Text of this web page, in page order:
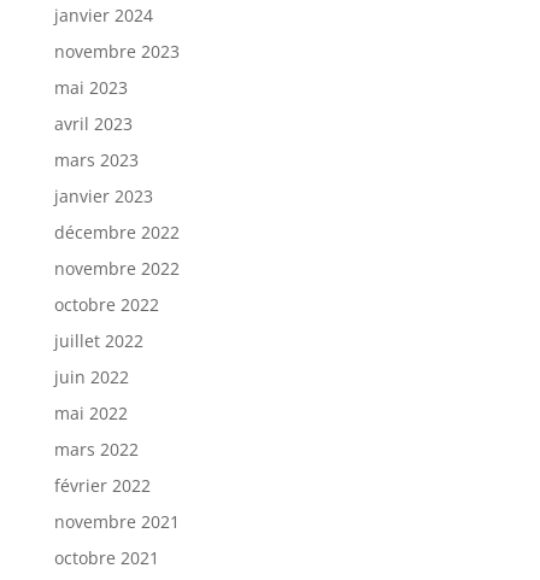
janvier 2024
novembre 2023
mai 2023
avril 2023
mars 2023
janvier 2023
décembre 2022
novembre 2022
octobre 2022
juillet 2022
juin 2022
mai 2022
mars 2022
février 2022
novembre 2021
octobre 2021